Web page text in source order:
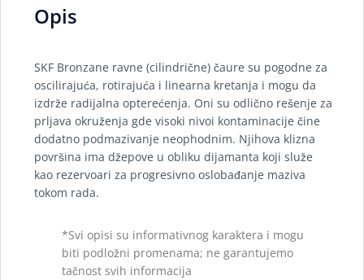
Opis
SKF Bronzane ravne (cilindrične) čaure su pogodne za
oscilirajuća, rotirajuća i linearna kretanja i mogu da
izdrže radijalna opterećenja. Oni su odlično rešenje za
prljava okruženja gde visoki nivoi kontaminacije čine
dodatno podmazivanje neophodnim. Njihova klizna
površina ima džepove u obliku dijamanta koji služe
kao rezervoari za progresivno oslobađanje maziva
tokom rada.
*Svi opisi su informativnog karaktera i mogu
biti podložni promenama; ne garantujemo
tačnost svih informacija